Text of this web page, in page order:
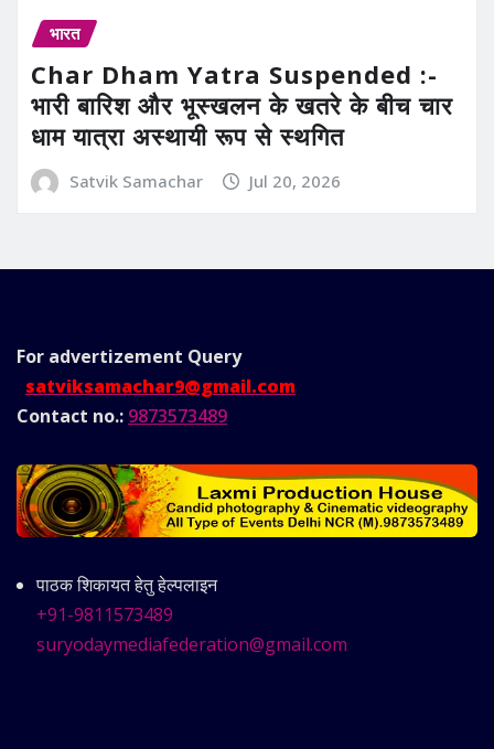
भारत
Char Dham Yatra Suspended :-
भारी बारिश और भूस्खलन के खतरे के बीच चार
धाम यात्रा अस्थायी रूप से स्थगित
Satvik Samachar Jul 20, 2026
For advertizement Query
satviksamachar9@gmail.com
Contact no.: 9873573489
पाठक शिकायत हेतु हेल्पलाइन
+91-9811573489
suryodaymediafederation@gmail.com